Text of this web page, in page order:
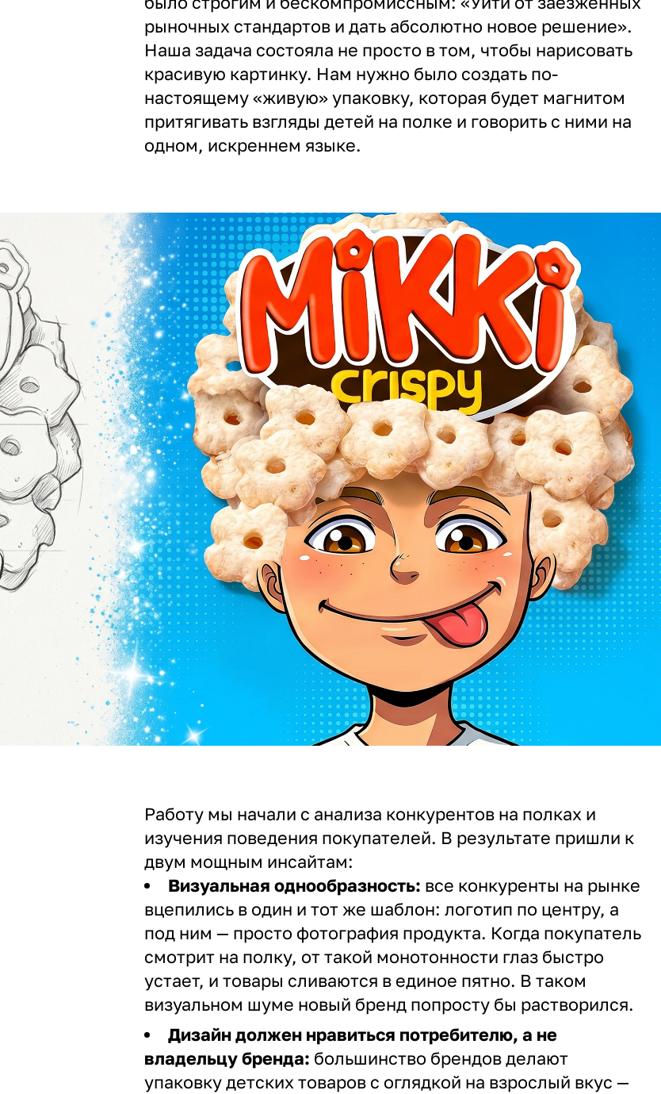
рыночных стандартов и дать абсолютно новое решение».
Наша задача состояла не просто в том, чтобы нарисовать
красивую картинку. Нам нужно было создать по-
настоящему «живую» упаковку, которая будет магнитом
притягивать взгляды детей на полке и говорить с ними на
одном, искреннем языке.
Работу мы начали с анализа конкурентов на полках и
изучения поведения покупателей. В результате пришли к
двум мощным инсайтам:
Визуальная однообразность: все конкуренты на рынке
вцепились в один и тот же шаблон: логотип по центру, а
под ним — просто фотография продукта. Когда покупатель
смотрит на полку, от такой монотонности глаз быстро
устает, и товары сливаются в единое пятно. В таком
визуальном шуме новый бренд попросту бы растворился.
Дизайн должен нравиться потребителю, а не
владельцу бренда: большинство брендов делают
упаковку детских товаров с оглядкой на взрослый вкус —